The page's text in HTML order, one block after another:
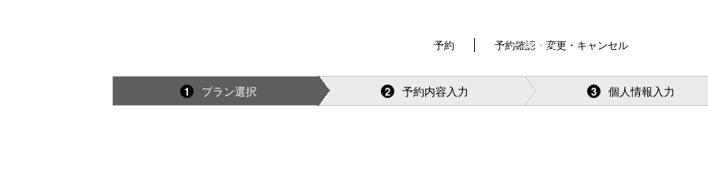
ご予約
予約 予約確認・変更・キャンセル
1 プラン選択 2 予約内容入力 3 個人情報入力